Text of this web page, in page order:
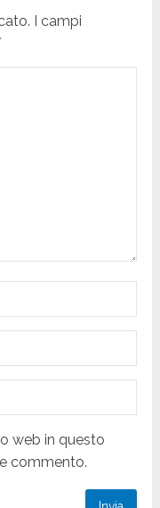
I campi
web in questo
commento.